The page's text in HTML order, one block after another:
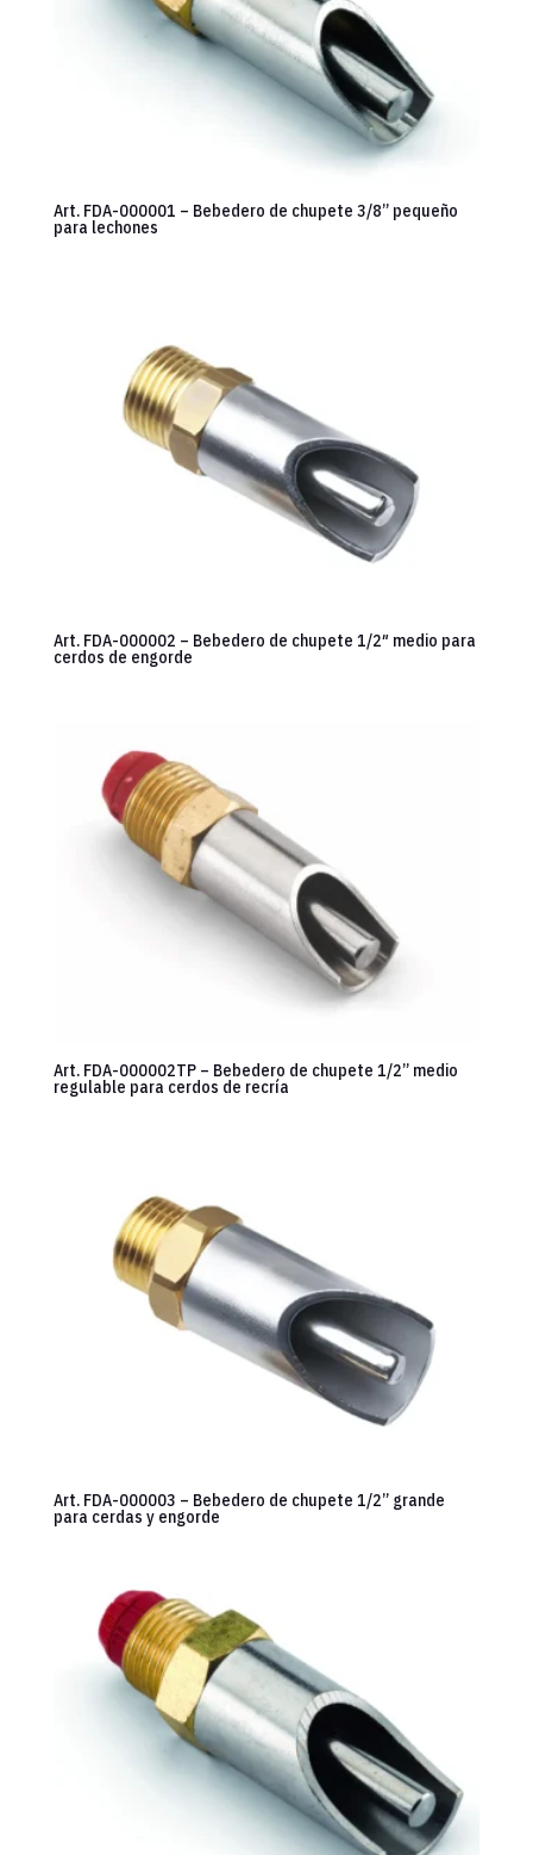
Art. FDA-000001 – Bebedero de chupete 3/8” pequeño
para lechones
Art. FDA-000002 – Bebedero de chupete 1/2″ medio para
cerdos de engorde
Art. FDA-000002TP – Bebedero de chupete 1/2” medio
regulable para cerdos de recría
Art. FDA-000003 – Bebedero de chupete 1/2” grande
para cerdas y engorde